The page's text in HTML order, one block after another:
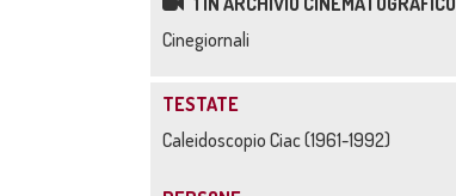
Cinegiornali
TESTATE
Caleidoscopio Ciac (1961-1992)